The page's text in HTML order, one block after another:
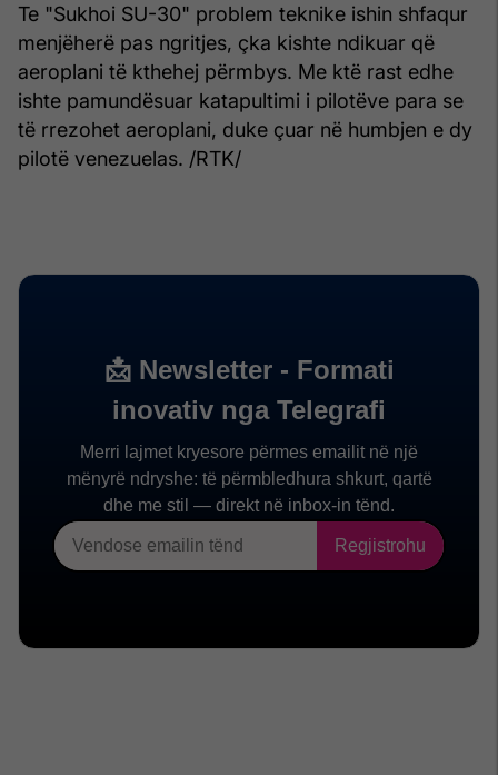
Te "Sukhoi SU-30" problem teknike ishin shfaqur
menjëherë pas ngritjes, çka kishte ndikuar që
aeroplani të kthehej përmbys. Me ktë rast edhe
ishte pamundësuar katapultimi i pilotëve para se
të rrezohet aeroplani, duke çuar në humbjen e dy
pilotë venezuelas. /RTK/